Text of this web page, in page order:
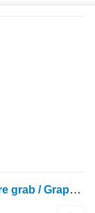
Metal-Technik Krokodilschaufel / Manure grab / Grappin à fumier 2 m